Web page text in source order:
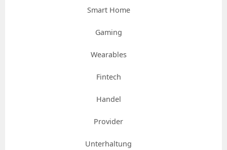
Smart Home
Gaming
Wearables
Fintech
Handel
Provider
Unterhaltung